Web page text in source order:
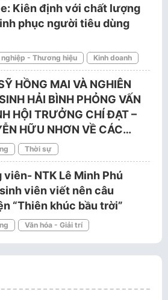
Kiên định với chất lượng
phục người tiêu dùng
nghiệp - Thương hiệu Kinh doanh
HỒNG MAI VÀ NGHIÊN
HẢI BÌNH PHỎNG VẤN
HỘI TRƯỞNG CHÍ ĐẠT –
HỮU NHƠN VỀ CÁC…
Thời sự
viên- NTK Lê Minh Phú
viên viết nên câu
“Thiên khúc bầu trời”
Văn hóa - Giải trí